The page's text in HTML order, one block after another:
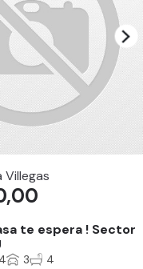
Villegas
te espera ! Sector
4 3 4